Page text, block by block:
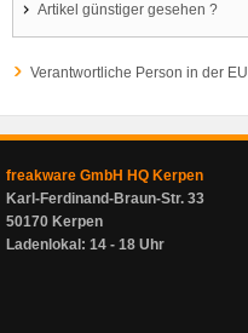
Artikel günstiger gesehen ?
Verantwortliche Person in der EU
freakware GmbH HQ Kerpen
Karl-Ferdinand-Braun-Str. 33
50170 Kerpen
Ladenlokal: 14 - 18 Uhr